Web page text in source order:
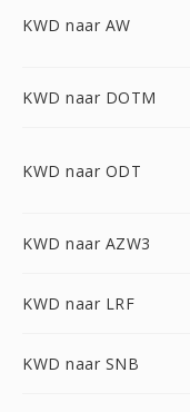
KWD naar AW
KWD naar DOTM
KWD naar ODT
KWD naar AZW3
KWD naar LRF
KWD naar SNB